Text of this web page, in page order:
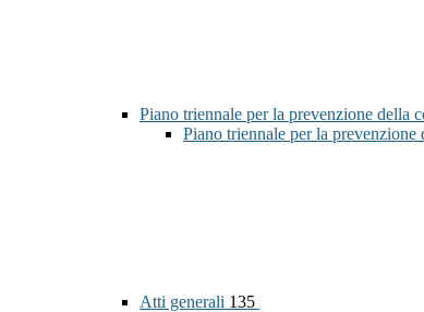
Piano triennale per la prevenzione della
Piano triennale per la
Atti generali 135